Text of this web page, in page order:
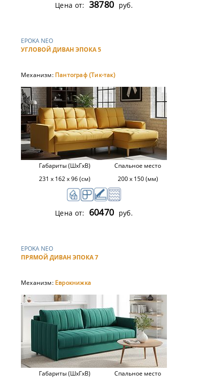
Цена от: 38780 руб.
EPOKA NEO
УГЛОВОЙ ДИВАН ЭПОКА 5
Механизм: Пантограф (Тик-так)
Габариты (ШхГхВ)
231 х 162 х 96 (см)
Спальное место
200 х 150 (мм)
Цена от: 60470 руб.
EPOKA NEO
ПРЯМОЙ ДИВАН ЭПОКА 7
Механизм: Еврокнижка
Габариты (ШхГхВ)
Спальное место